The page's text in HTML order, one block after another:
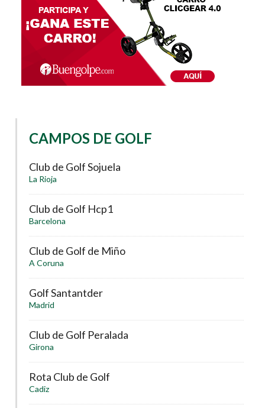
CAMPOS DE GOLF
Club de Golf Sojuela
La Rioja
Club de Golf Hcp1
Barcelona
Club de Golf de Miño
A Coruna
Golf Santantder
Madrid
Club de Golf Peralada
Girona
Rota Club de Golf
Cadiz